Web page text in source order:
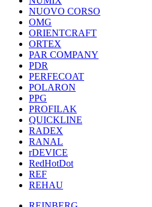
NUOVO CORSO
OMG
ORIENTCRAFT
ORTEX
PAR COMPANY
PDR
PERFECOAT
POLARON
PPG
PROFILAK
QUICKLINE
RADEX
RANAL
rDEVICE
RedHotDot
REF
REHAU